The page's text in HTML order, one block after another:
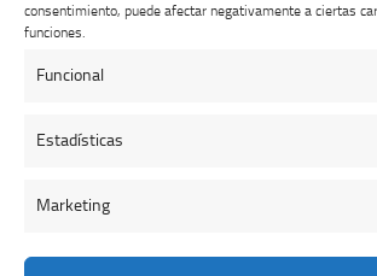
consentimiento, puede afectar negativamente a ciertas
funciones.
Funcional
Estadísticas
Marketing
Buzón de dudas, quejas y